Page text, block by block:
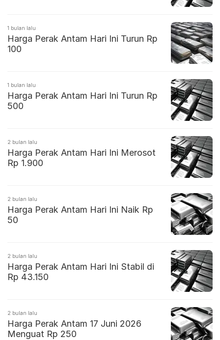
1 bulan lalu
Harga Perak Antam Hari Ini Turun Rp
100
1 bulan lalu
Harga Perak Antam Hari Ini Turun Rp
500
2 bulan lalu
Harga Perak Antam Hari Ini Merosot
Rp 1.900
2 bulan lalu
Harga Perak Antam Hari Ini Naik Rp
50
2 bulan lalu
Harga Perak Antam Hari Ini Stabil di
Rp 43.150
2 bulan lalu
Harga Perak Antam 17 Juni 2026
Menguat Rp 250